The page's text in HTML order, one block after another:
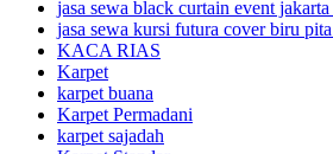
jasa sewa black curtain event
jasa sewa kursi futura cover biru
KACA RIAS
Karpet
karpet buana
Karpet Permadani
karpet sajadah